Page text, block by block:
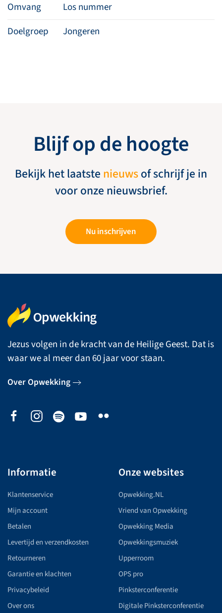
Omvang
Los nummer
Doelgroep
Jongeren
Blijf op de hoogte
Bekijk het laatste nieuwsof schrijf je in
voor onze nieuwsbrief.
Nu inschrijven
Jezus volgen in de kracht van de Heilige Geest. Dat is
waar we al meer dan 60 jaar voor staan.
Over Opwekking
Informatie
Klantenservice
Mijn account
Betalen
Levertijd en verzendkosten
Retourneren
Garantie en klachten
Privacybeleid
Over ons
Onze websites
Opwekking.NL
Vriend van Opwekking
Opwekking Media
Opwekkingsmuziek
Upperroom
OPS pro
Pinksterconferentie
Digitale Pinksterconferentie